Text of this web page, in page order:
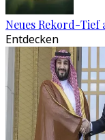
Neues Rekord-Tief
Entdecken